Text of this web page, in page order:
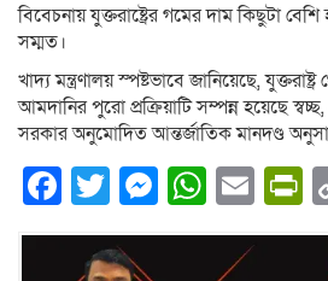
বিবেচনায় যুক্তরাষ্ট্রের গমের দাম কিছুটা
সম্মত।
খাদ্য মন্ত্রণালয় স্পষ্টভাবে জানিয়েছে,
আমদানির পুরো প্রক্রিয়াটি সম্পন্ন হয়েছে
সরকার অনুমোদিত আন্তর্জাতিক মানদণ্ড
Facebook
Twitter